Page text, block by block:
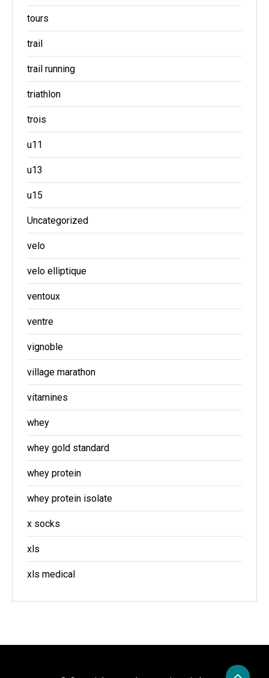
tours
trail
trail running
triathlon
trois
u11
u13
u15
Uncategorized
velo
velo elliptique
ventoux
ventre
vignoble
village marathon
vitamines
whey
whey gold standard
whey protein
whey protein isolate
x socks
xls
xls medical